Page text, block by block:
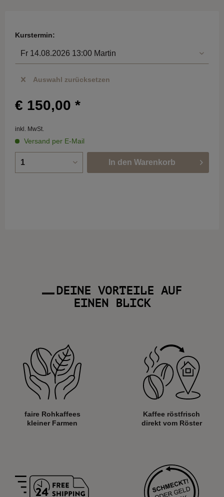
Kurstermin:
Auswahl zurücksetzen
€ 150,00 *
inkl. MwSt.
Versand per E-Mail
In den Warenkorb
DEINE VORTEILE AUF
EINEN BLICK
faire Rohkaffees
kleiner Farmen
Kaffee röstfrisch
direkt vom Röster